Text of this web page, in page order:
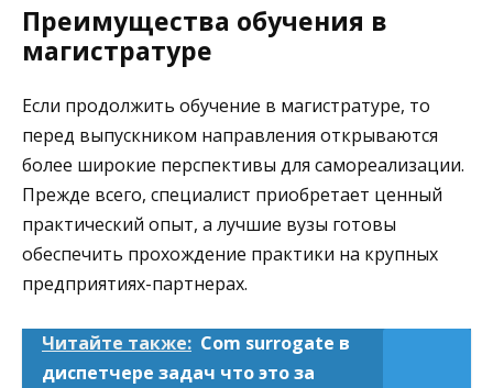
Преимущества обучения в
магистратуре
Если продолжить обучение в магистратуре, то
перед выпускником направления открываются
более широкие перспективы для самореализации.
Прежде всего, специалист приобретает ценный
практический опыт, а лучшие вузы готовы
обеспечить прохождение практики на крупных
предприятиях-партнерах.
Читайте также: Com surrogate в
диспетчере задач что это за